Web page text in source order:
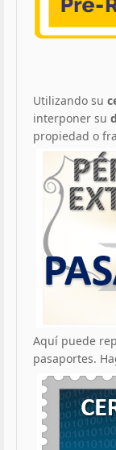
Utilizando su
interponer su
propiedad o
Aquí puede
pasaportes.